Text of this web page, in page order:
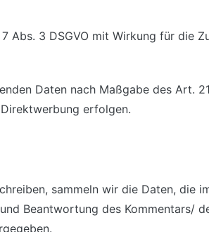
Abs. 3 DSGVO mit Wirkung für die
Daten nach Maßgabe des Art.
erfolgen.
sammeln wir die Daten, die
Beantwortung des Kommentars/